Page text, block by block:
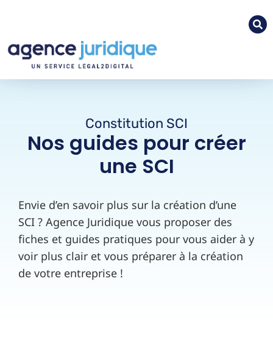
Constitution SCI
Nos guides pour créer
une SCI
Envie d’en savoir plus sur la création d’une
SCI ? Agence Juridique vous proposer des
fiches et guides pratiques pour vous aider à y
voir plus clair et vous préparer à la création
de votre entreprise !